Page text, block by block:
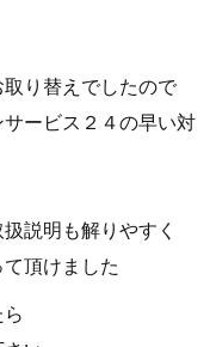
り替えでしたので
ービス２４の早い対
説明も解りやすく
頂けました